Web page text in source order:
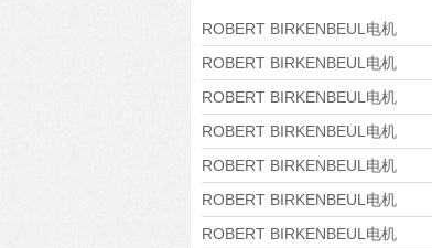
ROBERT BIRKENBEUL电机
8APE225M-4-IE3
ROBERT BIRKENBEUL电机
8APE180L-4 IE3
ROBERT BIRKENBEUL电机
8APE160M-6 IE3
ROBERT BIRKENBEUL电机
8APE160L-4-IE3
ROBERT BIRKENBEUL电机
8APE112M-6K-IE3
ROBERT BIRKENBEUL电机
8APE100L-2 IE3
ROBERT BIRKENBEUL电机